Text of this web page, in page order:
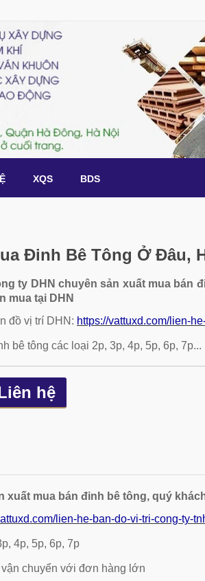
XQS BDS
Đinh Bê Tông Ở Đâu,
ty DHN chuyên sản xuất mua bán
mua tại DHN
đồ vị trí DHN: https://vattuxd.com/lien-
bê tông các loại 2p, 3p, 4p, 5p, 6p, 7p...
hệ
xuất mua bán đinh bê tông, quý
lien-he-ban-do-vi-tri-cong-ty-
4p, 5p, 6p, 7p
chuyển với đơn hàng lớn